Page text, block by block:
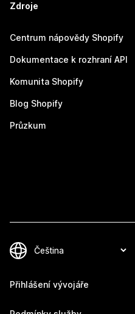
Zdroje
Centrum nápovědy Shopify
Dokumentace k rozhraní API
Komunita Shopify
Blog Shopify
Průzkum
Přihlášení vývojáře